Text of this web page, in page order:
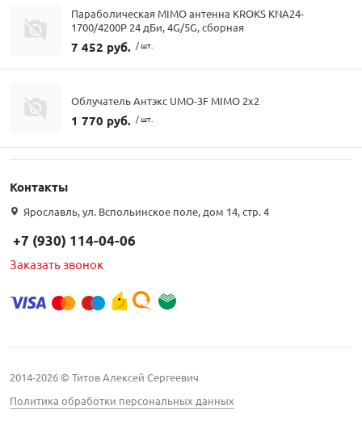
Параболическая MIMO антенна KROKS KNA24-
1700/4200P 24 дБи, 4G/5G, сборная
7 452 руб. / шт.
Облучатель Антэкс UMO-3F MIMO 2x2
1 770 руб. / шт.
Контакты
Ярославль, ул. Вспольинское поле, дом 14, стр. 4
+7 (930) 114-04-06
Заказать звонок
2014-2026 © Титов Алексей Сергеевич
Политика обработки персональных данных